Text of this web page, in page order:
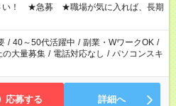
業はご案内できません ※法令に基づき、
保険への加入対象となります ※労働者
則禁止）により、短時間・短期間の就
合があります
い！ ★急募 ★職場が気に入れば、長期
/ 40～50代活躍中 / 副業・WワークOK /
の大量募集 / 電話対応なし / パソコンスキ
応募する 詳細へ